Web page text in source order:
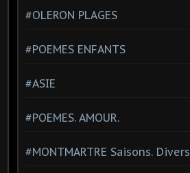
#OLERON PLAGES
#POEMES ENFANTS
#ASIE
#POEMES. AMOUR.
#MONTMARTRE Saisons. Divers